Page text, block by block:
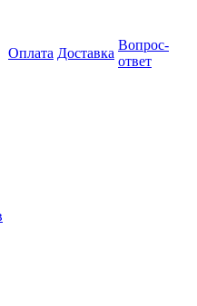
Оплата Доставка
Вопрос-
ответ